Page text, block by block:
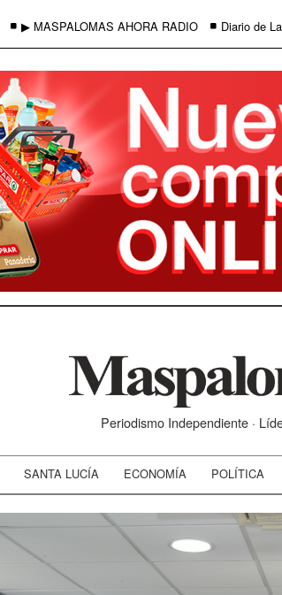
▶ MASPALOMAS AHORA RADIO Diario de
Periodismo Independiente ·
SANTA LUCÍA ECONOMÍA POLÍTICA